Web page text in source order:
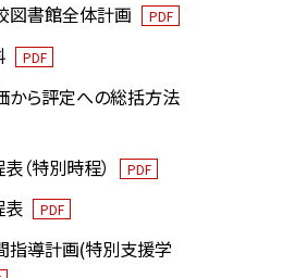
図書館全体計画 PDF
PDF
価から評定への総括方法
（特別時程） PDF
表 PDF
間指導計画(特別支援学